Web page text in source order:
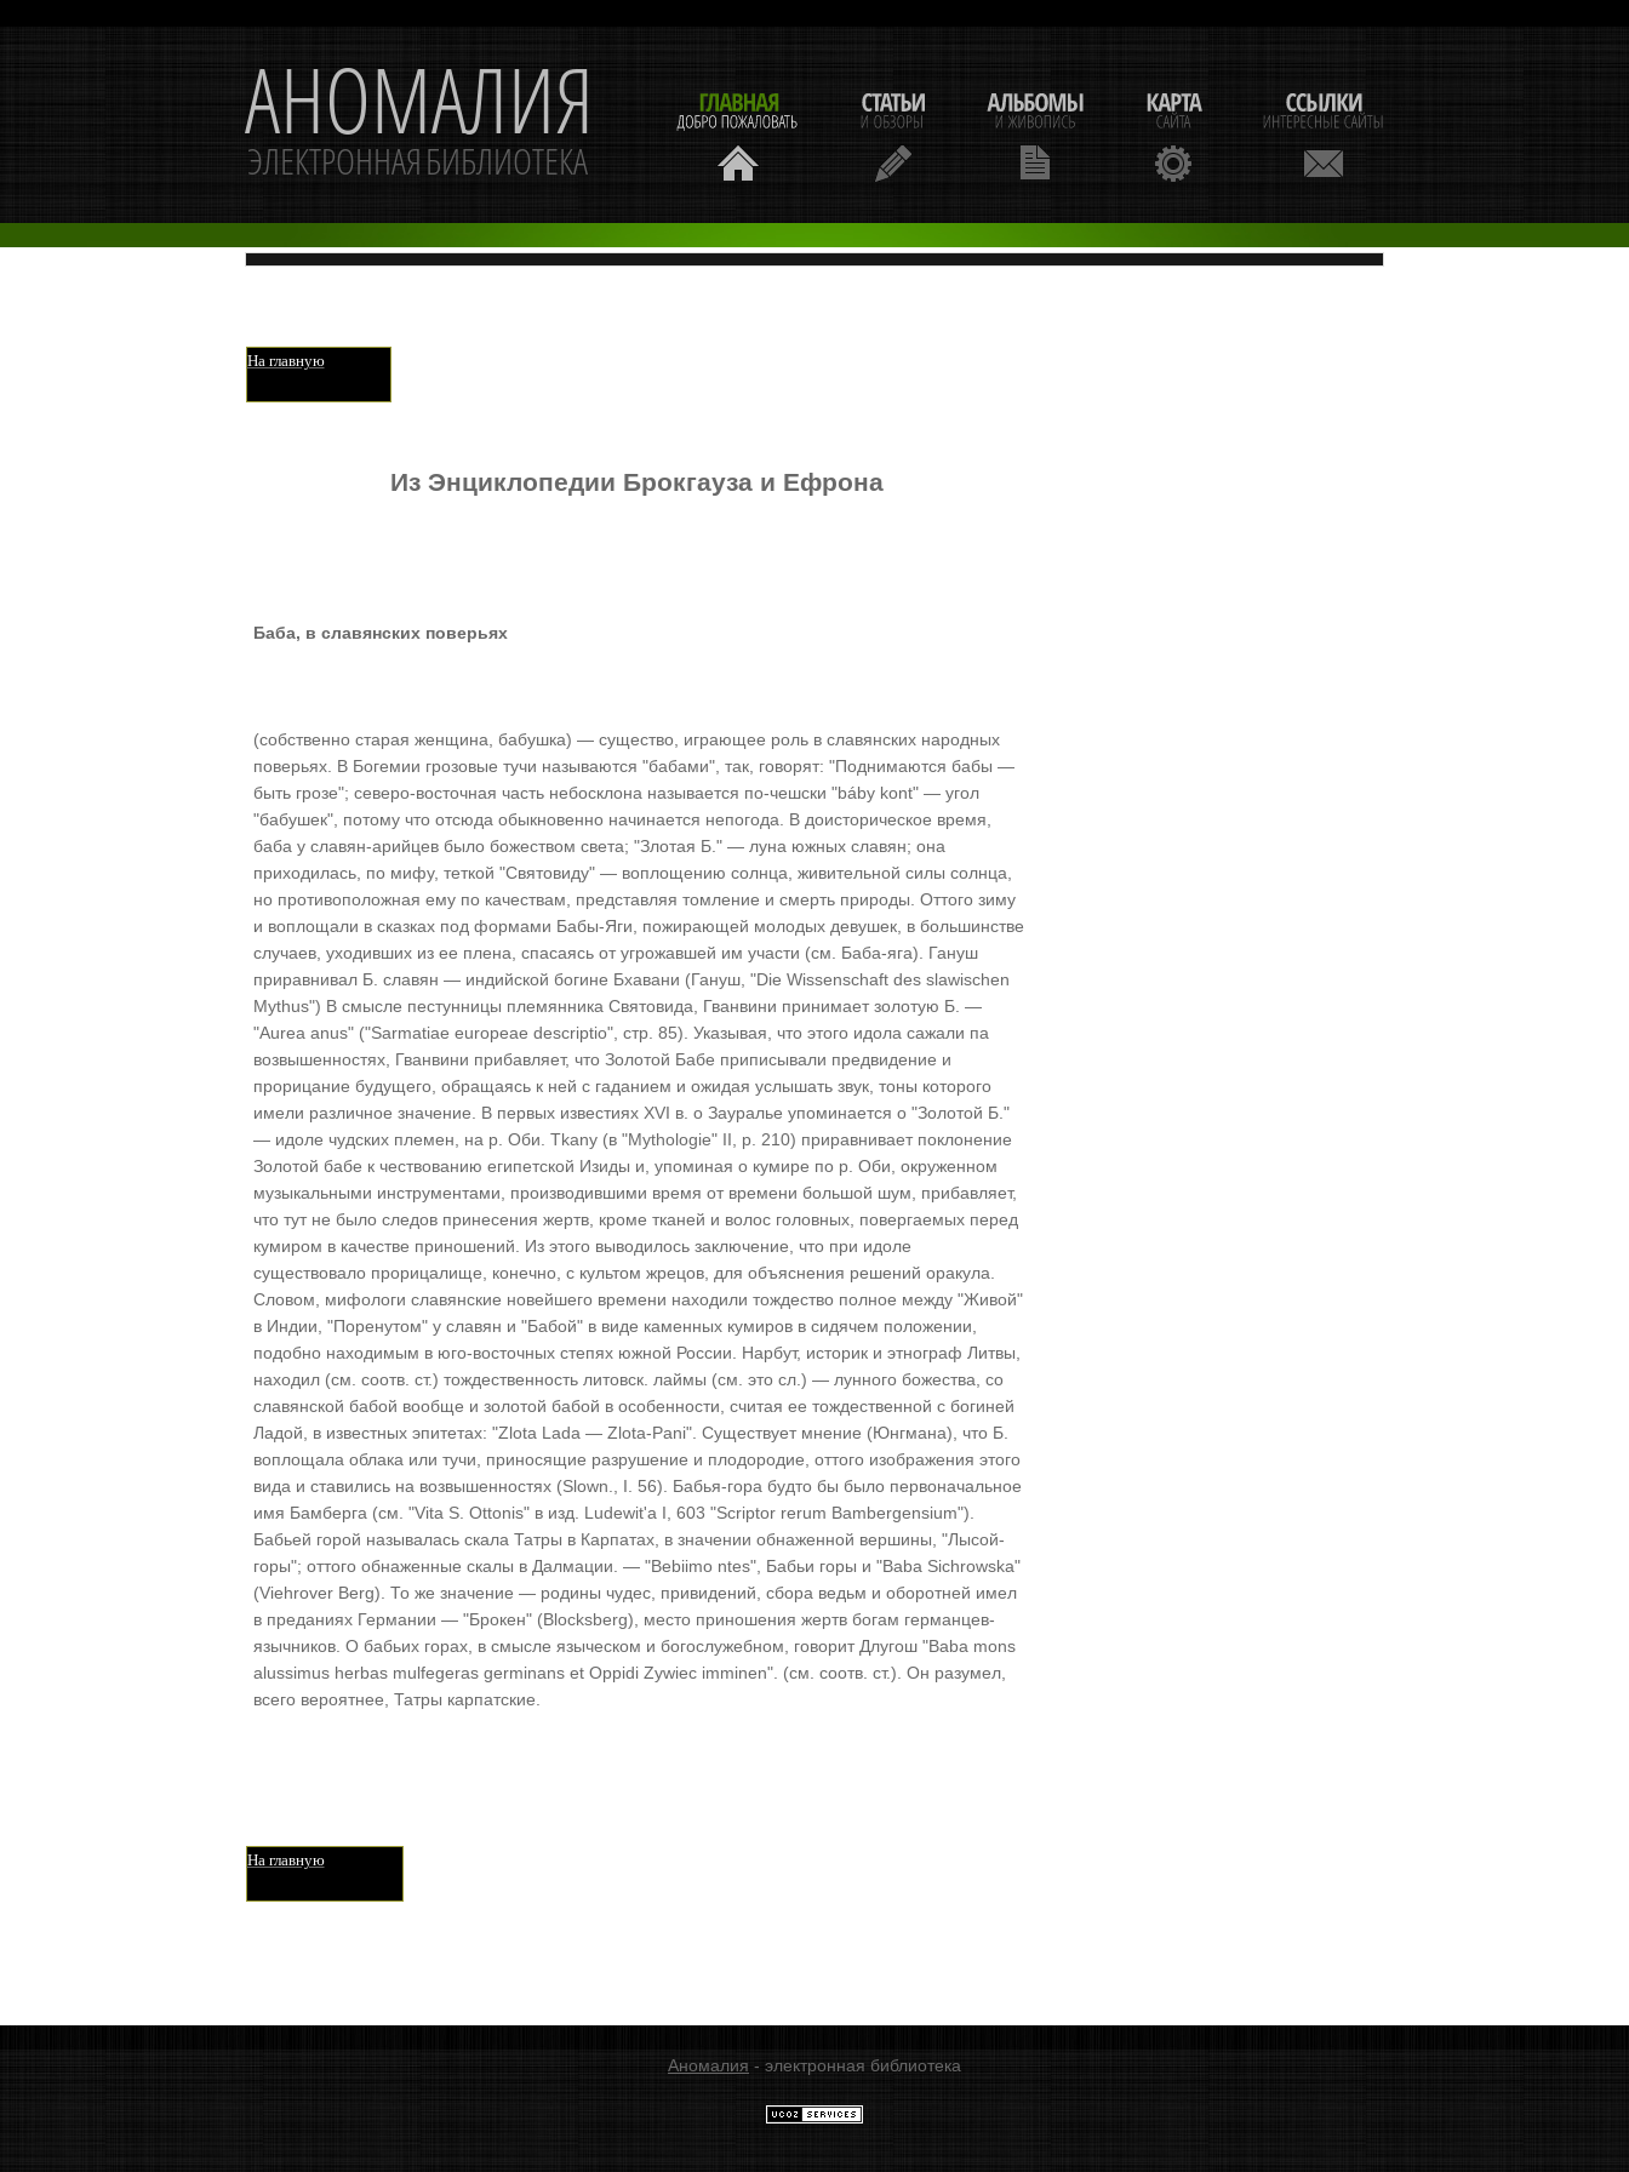
На главную
Из Энциклопедии Брокгауза и Ефрона
Баба, в славянских поверьях
(собственно старая женщина, бабушка) — существо, играющее роль в славянских народных
поверьях. В Богемии грозовые тучи называются "бабами", так, говорят: "Поднимаются бабы —
быть грозе"; северо-восточная часть небосклона называется по-чешски "báby kont" — угол
"бабушек", потому что отсюда обыкновенно начинается непогода. В доисторическое время,
баба у славян-арийцев было божеством света; "Злотая Б." — луна южных славян; она
приходилась, по мифу, теткой "Святовиду" — воплощению солнца, живительной силы солнца,
но противоположная ему по качествам, представляя томление и смерть природы. Оттого зиму
и воплощали в сказках под формами Бабы-Яги, пожирающей молодых девушек, в большинстве
случаев, уходивших из ее плена, спасаясь от угрожавшей им участи (см. Баба-яга). Гануш
приравнивал Б. славян — индийской богине Бхавани (Гануш, "Die Wissenschaft des slawischen
Mythus") В смысле пестунницы племянника Святовида, Гванвини принимает золотую Б. —
"Aurea anus" ("Sarmatiae europeae descriptio", стр. 85). Указывая, что этого идола сажали па
возвышенностях, Гванвини прибавляет, что Золотой Бабе приписывали предвидение и
прорицание будущего, обращаясь к ней с гаданием и ожидая услышать звук, тоны которого
имели различное значение. В первых известиях XVI в. о Зауралье упоминается о "Золотой Б."
— идоле чудских племен, на р. Оби. Tkany (в "Mythologie" II, р. 210) приравнивает поклонение
Золотой бабе к чествованию египетской Изиды и, упоминая о кумире по р. Оби, окруженном
музыкальными инструментами, производившими время от времени большой шум, прибавляет,
что тут не было следов принесения жертв, кроме тканей и волос головных, повергаемых перед
кумиром в качестве приношений. Из этого выводилось заключение, что при идоле
существовало прорицалище, конечно, с культом жрецов, для объяснения решений оракула.
Словом, мифологи славянские новейшего времени находили тождество полное между "Живой"
в Индии, "Поренутом" у славян и "Бабой" в виде каменных кумиров в сидячем положении,
подобно находимым в юго-восточных степях южной России. Нарбут, историк и этнограф Литвы,
находил (см. соотв. ст.) тождественность литовск. лаймы (см. это сл.) — лунного божества, со
славянской бабой вообще и золотой бабой в особенности, считая ее тождественной с богиней
Ладой, в известных эпитетах: "Zlota Lada — Zlota-Pani". Существует мнение (Юнгмана), что Б.
воплощала облака или тучи, приносящие разрушение и плодородие, оттого изображения этого
вида и ставились на возвышенностях (Slown., I. 56). Бабья-гора будто бы было первоначальное
имя Бамберга (см. "Vita S. Ottonis" в изд. Ludewit'a I, 603 "Sсriрtоr rerum Bambergensium").
Бабьей горой называлась скала Татры в Карпатах, в значении обнаженной вершины, "Лысой-
горы"; оттого обнаженные скалы в Далмации. — "Bebiimo ntes", Бабьи горы и "Baba Sichrowska"
(Viehrover Berg). То же значение — родины чудес, привидений, сбора ведьм и оборотней имел
в преданиях Германии — "Брокен" (Blocksberg), место приношения жертв богам германцев-
язычников. О бабьих горах, в смысле языческом и богослужебном, говорит Длугош "Baba mons
alussimus herbas mulfegeras germinans et Oppidi Zywiec imminen". (см. соотв. ст.). Он разумел,
всего вероятнее, Татры карпатские.
На главную
Аномалия - электронная библиотека